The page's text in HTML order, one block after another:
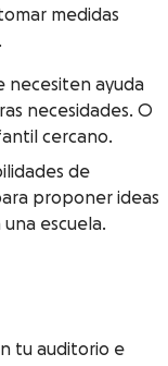
medidas
necesiten ayuda
necesidades. O
cercano.
de
proponer ideas
escuela.
tu auditorio e